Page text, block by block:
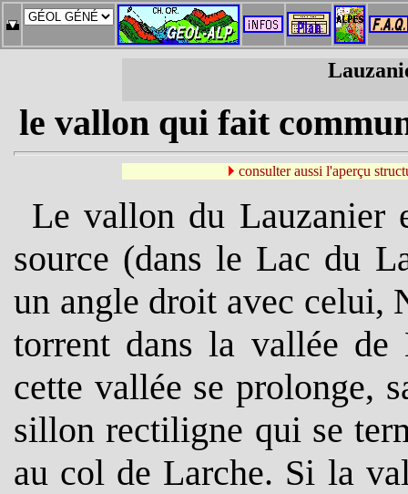
le vallon qui fait
consulter aussi l'aperçu
Le vallon du Lauzanier
source (dans le Lac du
un angle droit avec celui,
torrent dans la vallée de
cette vallée se prolonge,
sillon rectiligne qui se
au col de Larche. Si la